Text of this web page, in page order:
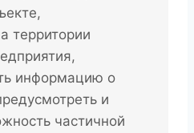
территории
информацию о
и
частичной